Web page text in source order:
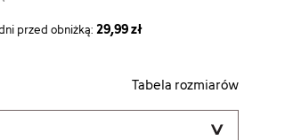
przed obniżką:29,99 zł
Tabela rozmiarów